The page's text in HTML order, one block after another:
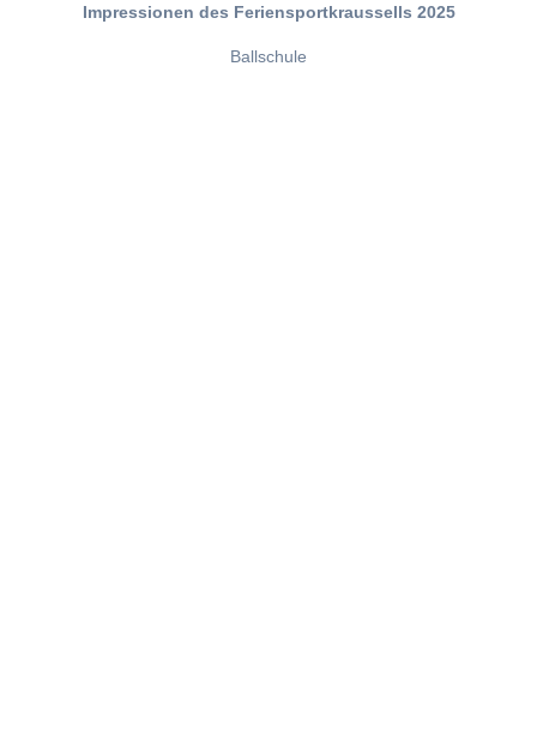
Impressionen des Feriensportkraussells 2025
Ballschule